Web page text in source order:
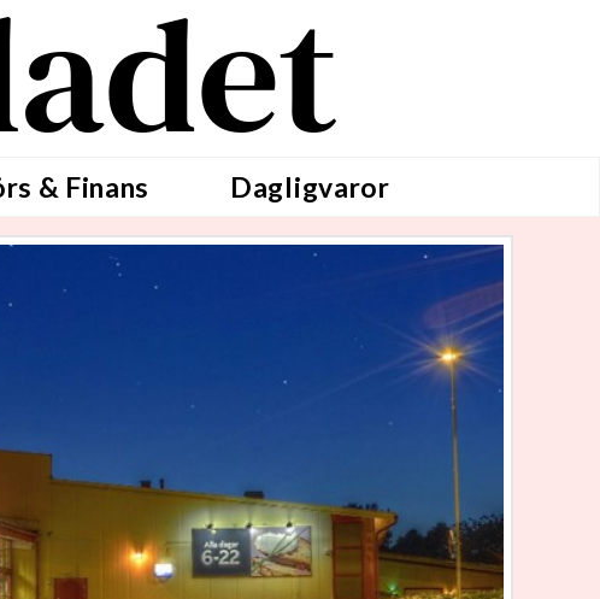
& Finans Dagligvaror